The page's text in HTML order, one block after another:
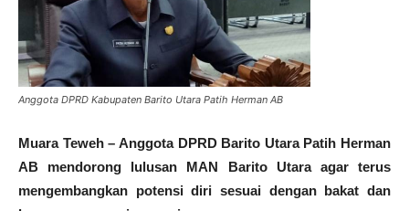
Anggota DPRD Kabupaten Barito Utara Patih Herman AB
Muara Teweh – Anggota DPRD Barito Utara Patih Herman
AB mendorong lulusan MAN Barito Utara agar terus
mengembangkan potensi diri sesuai dengan bakat dan